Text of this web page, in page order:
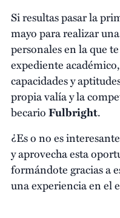
Si resultas pasar la
mayo para realizar
personales en la que
expediente
capacidades y
propia valía y la
becarioFulbright.
¿Es o no es
y aprovecha esta
formándote gracias a
una experiencia en el